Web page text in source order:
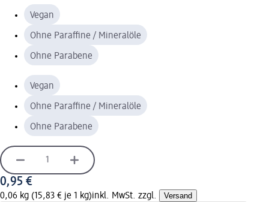
Vegan
Ohne Paraffine / Mineralöle
Ohne Parabene
Vegan
Ohne Paraffine / Mineralöle
Ohne Parabene
0,95 €
0,06 kg (15,83 € je 1 kg)inkl. MwSt. zzgl. Versand